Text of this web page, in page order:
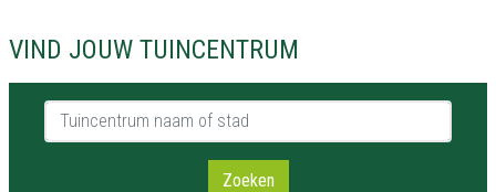
VIND JOUW TUINCENTRUM
Tuincentrum naam of stad
Zoeken